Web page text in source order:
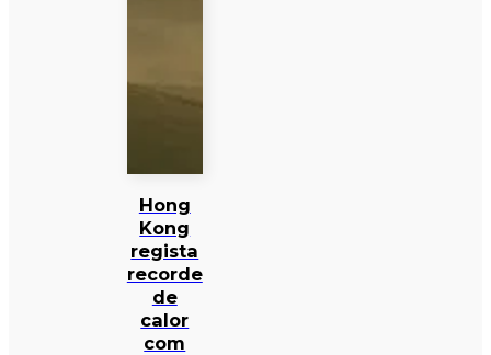
Hong
Kong
regista
recorde
de
calor
com